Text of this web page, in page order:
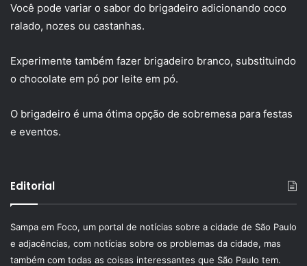
Você pode variar o sabor do brigadeiro adicionando coco
ralado, nozes ou castanhas.
Experimente também fazer brigadeiro branco, substituindo
o chocolate em pó por leite em pó.
O brigadeiro é uma ótima opção de sobremesa para festas
e eventos.
Editorial
Sampa em Foco, um portal de notícias sobre a cidade de São Paulo
e adjacências, com notícias sobre os problemas da cidade, mas
também com todas as coisas interessantes que São Paulo tem.